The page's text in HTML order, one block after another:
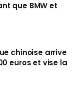
que BMW et
chinoise arrive
euros et vise la